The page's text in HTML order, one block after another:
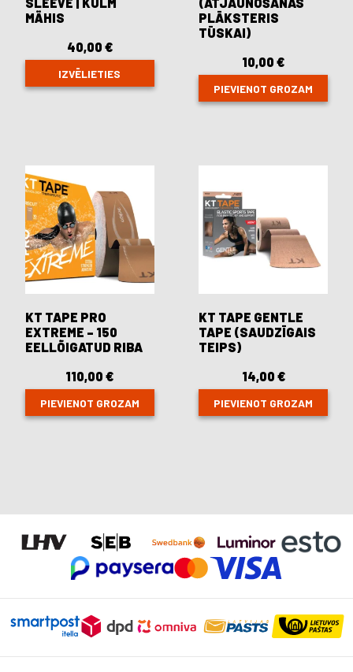
MÄHIS
40,00 €
IZVĒLIETIES
This
options
may
be
chosen
on
the
product
page
PLĀKSTERIS
TŪSKAI)
10,00€
PIEVIENOT GROZAM
KT TAPE PRO
EXTREME – 150
EELLÕIGATUD RIBA
110,00€
PIEVIENOT GROZAM
KT TAPE GENTLE
TAPE (SAUDZĪGAIS
TEIPS)
14,00 €
PIEVIENOT GROZAM